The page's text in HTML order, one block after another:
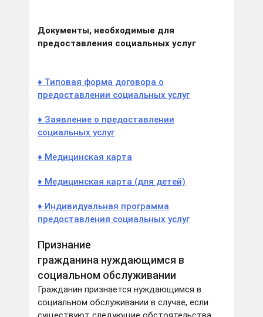
Документы, необходимые для
предоставления социальных услуг
♦ Типовая форма договора о
предоставлении социальных услуг
♦ Заявление о предоставлении
социальных услуг
♦ Медицинская карта
♦ Медицинская карта (для детей)
♦ Индивидуальная программа
предоставления социальных услуг
Признание
гражданина нуждающимся в
социальном обслуживании
Гражданин признается нуждающимся в
социальном обслуживании в случае, если